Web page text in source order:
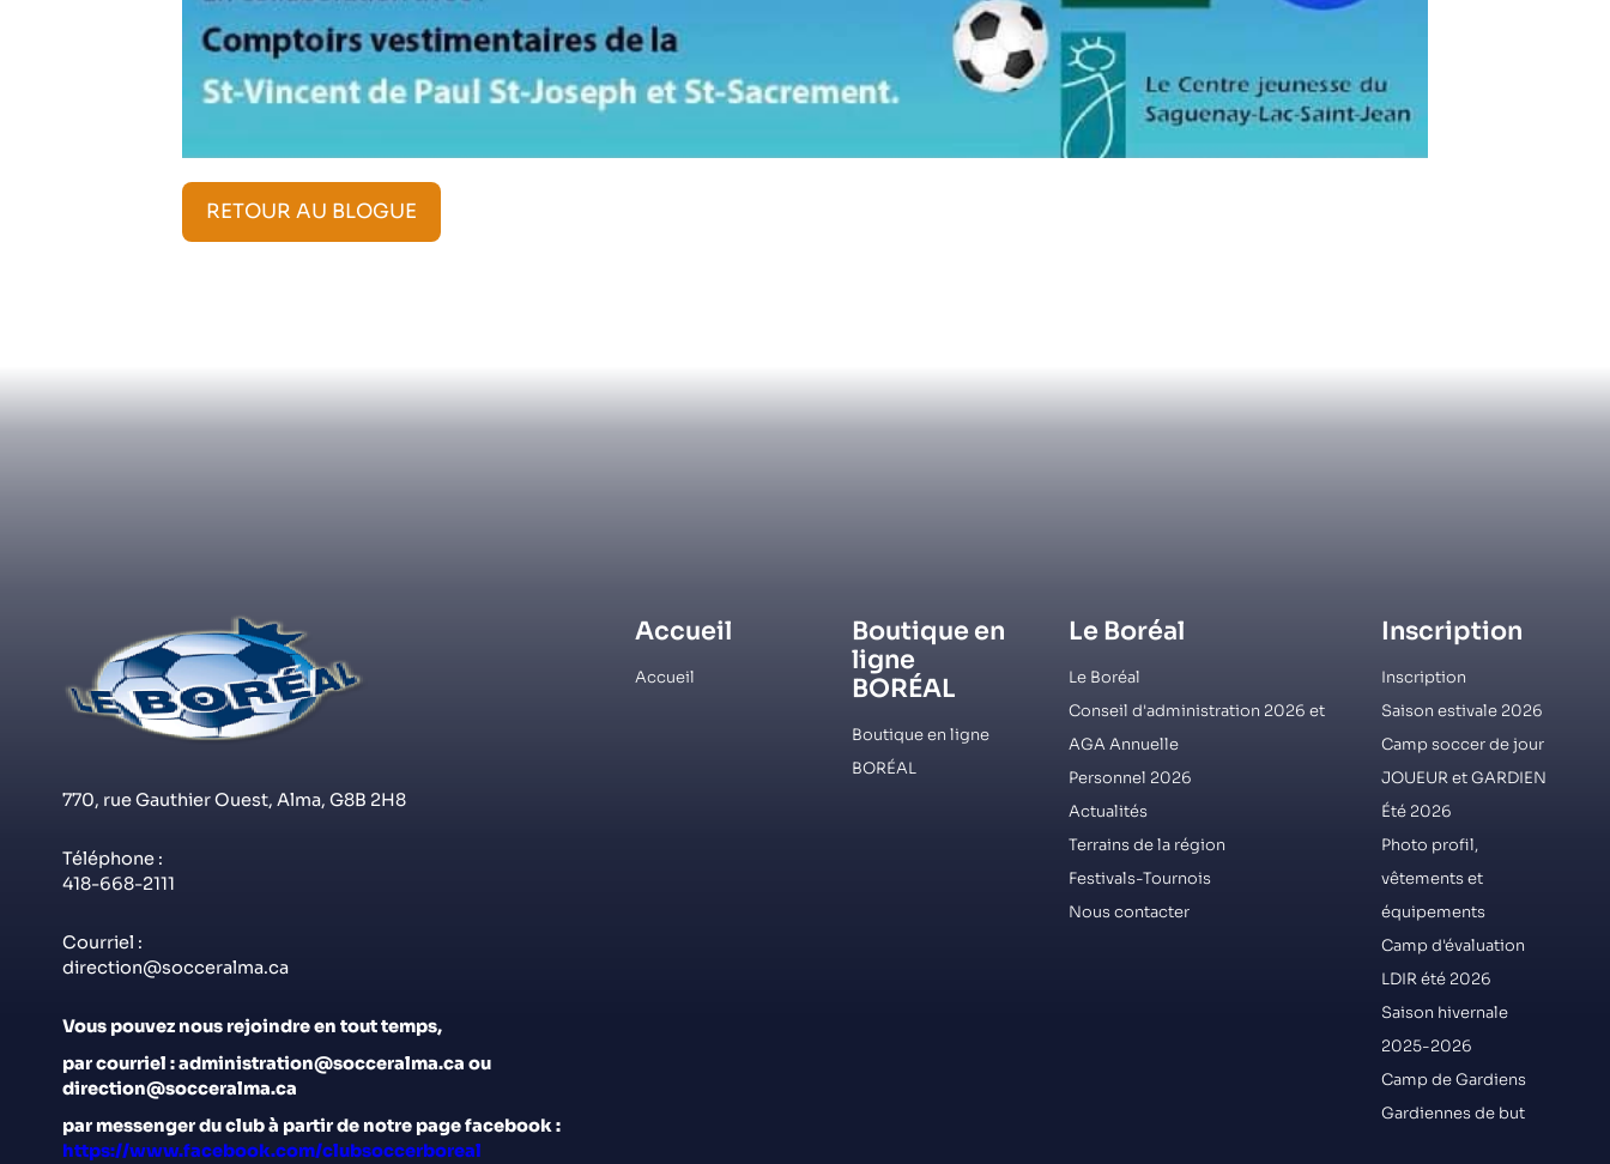
RETOUR AU BLOGUE
770, rue Gauthier Ouest, Alma, G8B 2H8
Téléphone :
418-668-2111
Courriel :
direction@socceralma.ca
Vous pouvez nous rejoindre en tout temps,
par courriel : administration@socceralma.ca ou
direction@socceralma.ca
par messenger du club à partir de notre page facebook :
https://www.facebook.com/clubsoccerboreal
Accueil
Accueil
Boutique en
ligne
BORÉAL
Boutique en ligne
BORÉAL
Le Boréal
Le Boréal
Conseil d'administration 2026 et
AGA Annuelle
Personnel 2026
Actualités
Terrains de la région
Festivals-Tournois
Nous contacter
Inscription
Inscription
Saison estivale 2026
Camp soccer de jour
JOUEUR et GARDIEN
Été 2026
Photo profil,
vêtements et
équipements
Camp d'évaluation
LDIR été 2026
Saison hivernale
2025-2026
Camp de Gardiens
Gardiennes de but